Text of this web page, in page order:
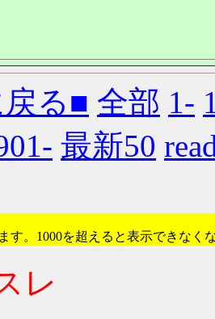
る■ 全部 1-
最新50
す。1000を超えると表示できなく
レ